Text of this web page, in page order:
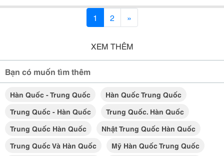
1 2 »
XEM THÊM
Bạn có muốn tìm thêm
Hàn Quốc - Trung Quốc
Hàn Quốc Trung Quốc
Trung Quốc - Hàn Quốc
Trung Quốc. Hàn Quốc
Trung Quốc Hàn Quốc
Nhật Trung Quốc Hàn Quốc
Trung Quốc Và Hàn Quốc
Mỹ Hàn Quốc Trung Quốc